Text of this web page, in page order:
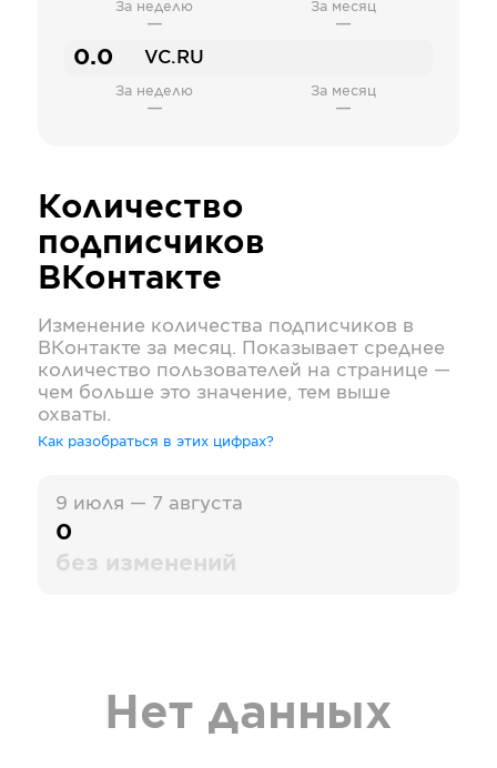
За неделю
—
За месяц
—
0.0 VC.RU
За неделю
—
За месяц
—
Количество
подписчиков
ВКонтакте
Изменение количества подписчиков в
ВКонтакте за месяц. Показывает среднее
количество пользователей на странице —
чем больше это значение, тем выше
охваты.
Как разобраться в этих цифрах?
9 июля — 7 августа
0
без изменений
Нет данных